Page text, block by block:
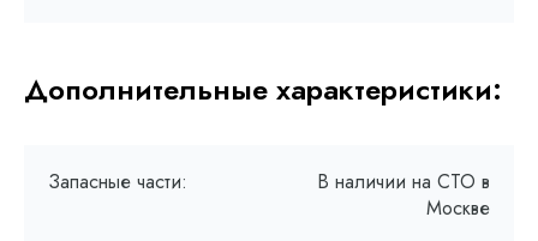
Дополнительные характеристики:
Запасные части:
В наличии на СТО в
Москве